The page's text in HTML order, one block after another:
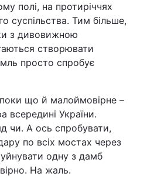
полі, на протиріччях
суспільства. Тим більше,
з дивовижною
створювати
просто спробує
поки що й малоймовірне –
всередині України.
чи. А ось спробувати,
по всіх мостах через
одну з дамб
На жаль.